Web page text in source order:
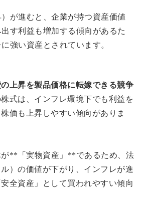
が進むと、企業が持つ資産価値
す利益も増加する傾向があるた
強い資産とされています。
上昇を製品価格に転嫁できる競争
式は、インフレ環境下でも利益を
価も上昇しやすい傾向がありま
**「実物資産」**であるため、法
）の価値が下がり、インフレが進
全資産」として買われやすい傾向